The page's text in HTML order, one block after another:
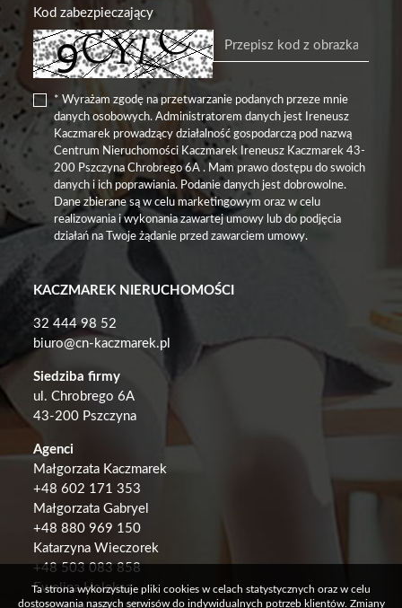
KACZMAREK NIERUCHOMOŚCI
32 444 98 52
biuro@cn-kaczmarek.pl
Siedziba firmy
ul. Chrobrego 6A
43-200 Pszczyna
Agenci
Małgorzata Kaczmarek
+48602 171 353
Małgorzata Gabryel
+48 880 969 150
Katarzyna Wieczorek
+48 503 083 858
Ewelina Holeksa
Kod zabezpieczający
* Wyrażam zgodę na przetwarzanie podanych przeze mnie
danych osobowych. Administratorem danych jest Ireneusz
Kaczmarek prowadzący działalność gospodarczą pod nazwą
Centrum Nieruchomości Kaczmarek Ireneusz Kaczmarek 43-
200 Pszczyna Chrobrego 6A . Mam prawo dostępu do swoich
danych i ich poprawiania. Podanie danych jest dobrowolne.
Dane zbierane są w celu marketingowym oraz w celu
realizowania i wykonania zawartej umowy lub do podjęcia
działań na Twoje żądanie przed zawarciem umowy.
Ta strona wykorzystuje pliki cookies w celach statystycznych oraz w celu
dostosowania naszych serwisów do indywidualnych potrzeb klientów. Zmiany